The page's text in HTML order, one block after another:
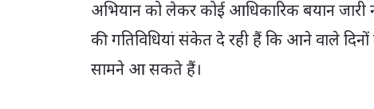
अभियान को लेकर कोई आधिकारिक बयान जारी
की गतिविधियां संकेत दे रही हैं कि आने वाले
सामने आ सकते हैं।